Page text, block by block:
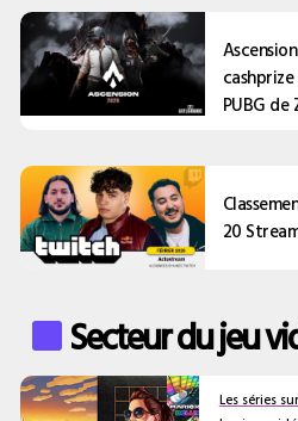
PUBG
20
Secteur du jeu
Les séries